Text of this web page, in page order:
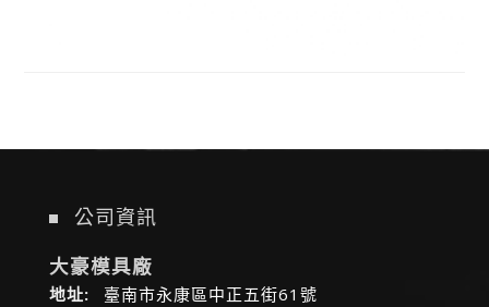
公司資訊
大豪模具廠
地址:
臺南市永康區中正五街61號